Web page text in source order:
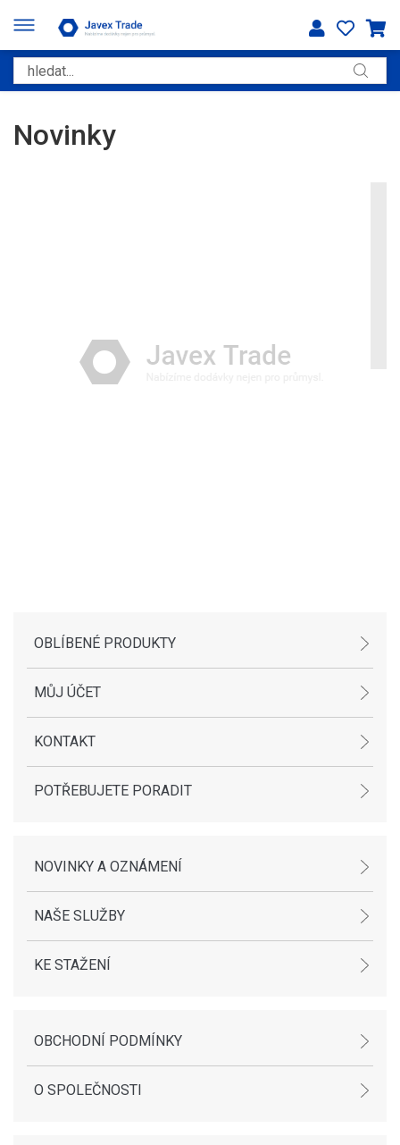
Novinky
OBLÍBENÉ PRODUKTY
MŮJ ÚČET
KONTAKT
POTŘEBUJETE PORADIT
NOVINKY A OZNÁMENÍ
NAŠE SLUŽBY
KE STAŽENÍ
OBCHODNÍ PODMÍNKY
O SPOLEČNOSTI